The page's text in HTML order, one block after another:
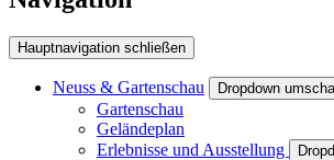
Hauptnavigation schließen
Neuss & Gartenschau Dropdown
Gartenschau
Geländeplan
Erlebnisse und Ausstellung